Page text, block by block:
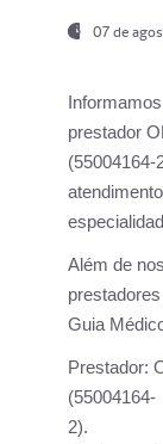
07 de
prestador
(55004164-
Além de
Guia
Prestador:
(55004164-